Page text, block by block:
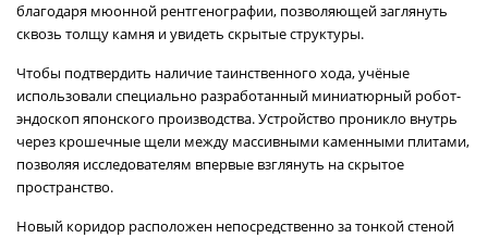
благодаря мюонной рентгенографии, позволяющей заглянуть
сквозь толщу камня и увидеть скрытые структуры.
Чтобы подтвердить наличие таинственного хода, учёные
использовали специально разработанный миниатюрный робот-
эндоскоп японского производства. Устройство проникло внутрь
через крошечные щели между массивными каменными плитами,
позволяя исследователям впервые взглянуть на скрытое
пространство.
Новый коридор расположен непосредственно за тонкой стеной